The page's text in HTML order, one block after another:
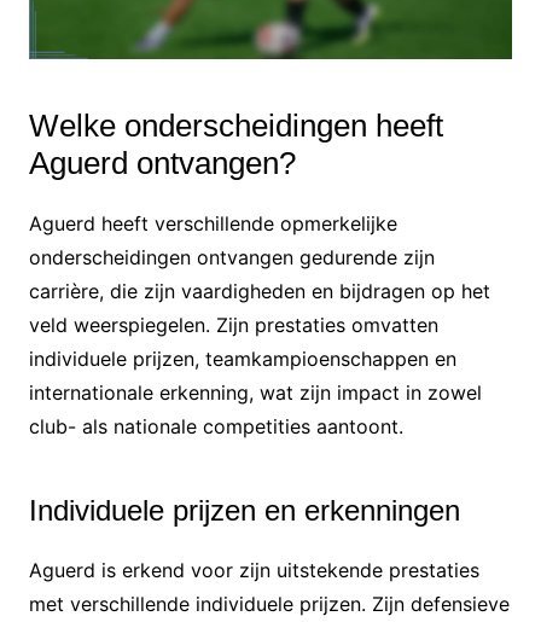
Welke onderscheidingen heeft
Aguerd ontvangen?
Aguerd heeft verschillende opmerkelijke
onderscheidingen ontvangen gedurende zijn
carrière, die zijn vaardigheden en bijdragen op het
veld weerspiegelen. Zijn prestaties omvatten
individuele prijzen, teamkampioenschappen en
internationale erkenning, wat zijn impact in zowel
club- als nationale competities aantoont.
Individuele prijzen en erkenningen
Aguerd is erkend voor zijn uitstekende prestaties
met verschillende individuele prijzen. Zijn defensieve